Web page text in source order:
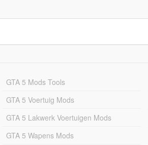
GTA 5 Mods Tools
GTA 5 Voertuig Mods
GTA 5 Lakwerk Voertuigen Mods
GTA 5 Wapens Mods